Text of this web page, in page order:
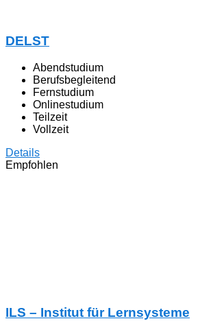
DELST
Abendstudium
Berufsbegleitend
Fernstudium
Onlinestudium
Teilzeit
Vollzeit
Details
Empfohlen
ILS – Institut für Lernsysteme